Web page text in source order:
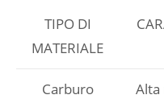
TIPO DI
MATERIALE
Carburo
Alta